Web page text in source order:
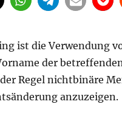
ist die Verwendung
der
Regel nichtbinäre
anzuzeigen.